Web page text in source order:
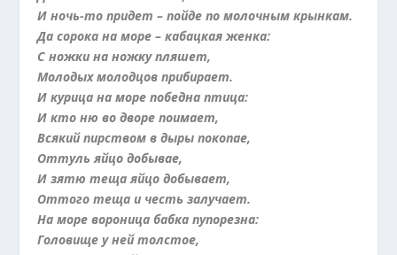
И ночь-то придет – пойде по молочным крынкам.
Да сорока на море – кабацкая женка:
С ножки на ножку пляшет,
Молодых молодцов прибирает.
И курица на море победна птица:
И кто ню во дворе поимает,
Всякий пирством в дыры покопае,
Оттуль яйцо добывае,
И зятю теща яйцо добывает,
Оттого теща и честь залучает.
На море вороница бабка пупорезна:
Головище у ней толстое,